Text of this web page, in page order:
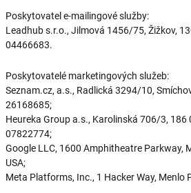
Poskytovatel e-mailingové služby:
Leadhub s.r.o., Jilmová 1456/75, Žižkov,
04466683.
Poskytovatelé marketingových služeb:
Seznam.cz, a.s., Radlická 3294/10,
26168685;
Heureka Group a.s., Karolinská 706/3, 186
07822774;
Google LLC, 1600 Amphitheatre Parkway,
USA;
Meta Platforms, Inc., 1 Hacker Way, Menlo